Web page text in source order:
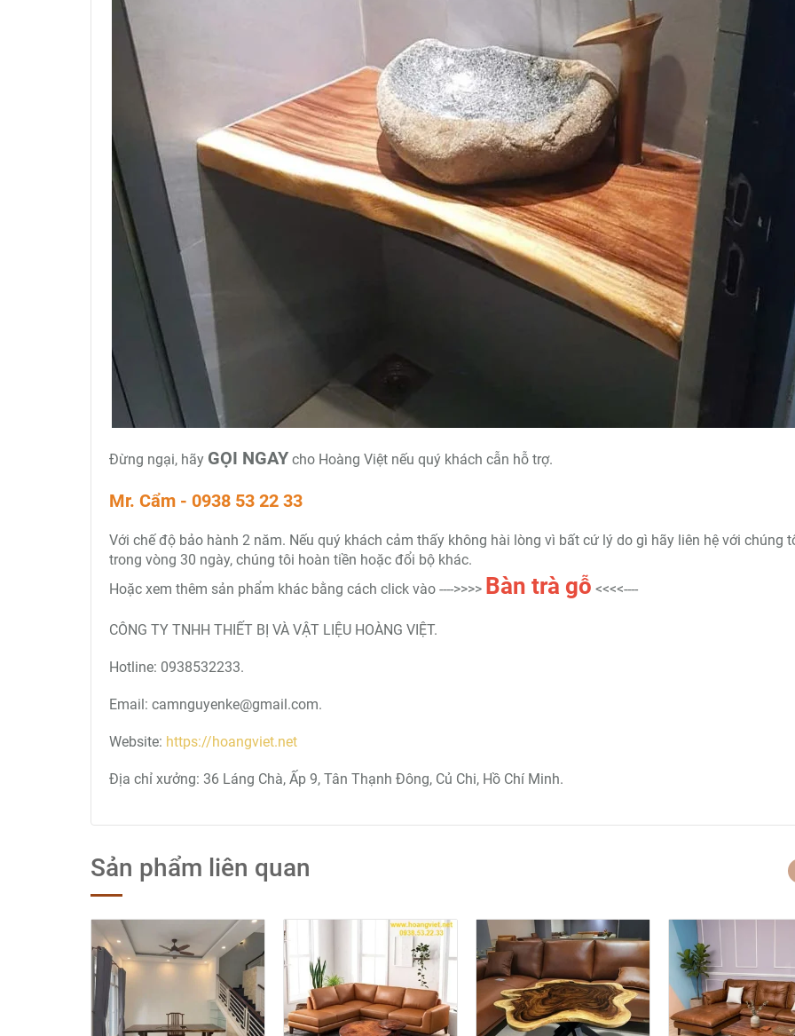
Đừng ngại, hãy GỌI NGAY cho Hoàng Việt nếu quý khách cẫn hỗ trợ.
Mr. Cẩm - 0938 53 22 33
Với chế độ bảo hành 2 năm. Nếu quý khách cảm thấy không hài lòng vì bất cứ lý do gì hãy liên hệ với chúng
trong vòng 30 ngày, chúng tôi hoàn tiền hoặc đổi bộ khác.
Hoặc xem thêm sản phẩm khác bằng cách click vào ---->>>> Bàn trà gỗ <<<<----
CÔNG TY TNHH THIẾT BỊ VÀ VẬT LIỆU HOÀNG VIỆT.
Hotline: 0938532233.
Email: camnguyenke@gmail.com.
Website: https://hoangviet.net
Địa chỉ xưởng: 36 Láng Chà, Ấp 9, Tân Thạnh Đông, Củ Chi, Hồ Chí Minh.
Sản phẩm liên quan